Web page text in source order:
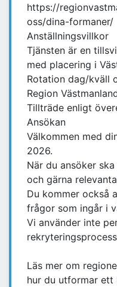
https://
oss/dina-formaner/
Anställningsvillkor
Tjänsten är en
med placering i
Rotation dag/kväll
Region
Tillträde enligt
Ansökan
Välkommen med
2026.
När du ansöker
och gärna
Du kommer också
frågor som ingår i
Vi använder inte
Läs mer om
hur du utformar ett